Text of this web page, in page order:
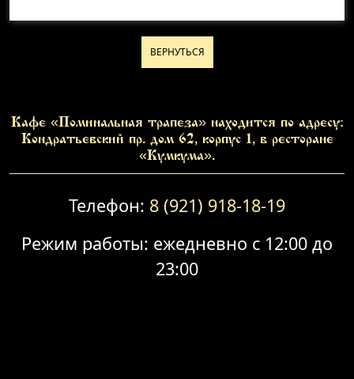
ВЕРНУТЬСЯ
Кафе «Поминальная трапеза» находится по адресу:
Кондратьевский пр. дом 62, корпус 1, в ресторане
«Кумкума».
Телефон: 8 (921) 918-18-19
Режим работы: ежедневно с 12:00 до
23:00